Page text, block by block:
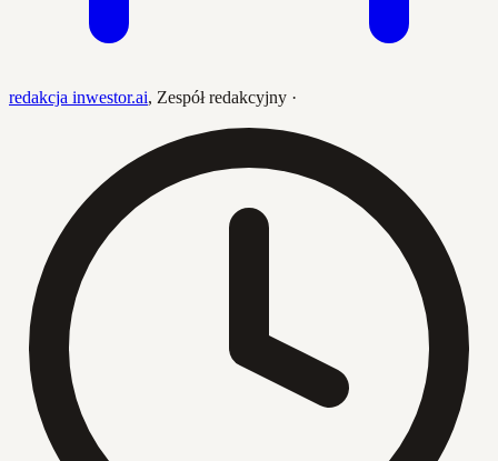
redakcja inwestor.ai, Zespół redakcyjny ·